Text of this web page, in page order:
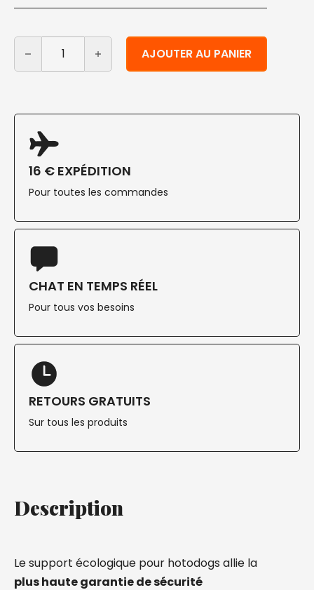
quantité de Porte-dogs en papier havane
AJOUTER AU PANIER
Alternative:
16 € EXPÉDITION
Pour toutes les commandes
CHAT EN TEMPS RÉEL
Pour tous vos besoins
RETOURS GRATUITS
Sur tous les produits
Description
Le support écologique pour hotodogs allie la
plus haute garantie de sécurité